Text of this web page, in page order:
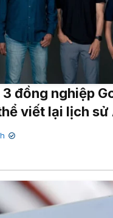
3 đồng nghiệp
viết lại lịch sử
✔